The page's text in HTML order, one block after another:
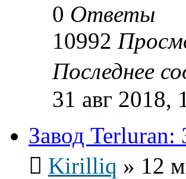
0 Ответы
10992
Последнее
31 авг 2018,
Завод Terluran:
Kirilliq » 12